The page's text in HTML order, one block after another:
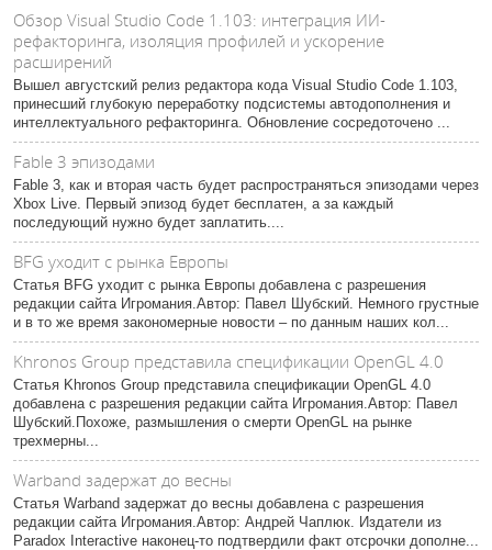
Обзор Visual Studio Code 1.103: интеграция ИИ-
рефакторинга, изоляция профилей и ускорение
расширений
Вышел августский релиз редактора кода Visual Studio Code 1.103,
принесший глубокую переработку подсистемы автодополнения и
интеллектуального рефакторинга. Обновление сосредоточено ...
Fable 3 эпизодами
Fable 3, как и вторая часть будет распространяться эпизодами через
Xbox Live. Первый эпизод будет бесплатен, а за каждый
последующий нужно будет заплатить....
BFG уходит с рынка Европы
Статья BFG уходит с рынка Европы добавлена с разрешения
редакции сайта Игромания.Автор: Павел Шубский. Немного грустные
и в то же время закономерные новости – по данным наших кол...
Khronos Group представила спецификации OpenGL 4.0
Статья Khronos Group представила спецификации OpenGL 4.0
добавлена с разрешения редакции сайта Игромания.Автор: Павел
Шубский.Похоже, размышления о смерти OpenGL на рынке
трехмерны...
Warband задержат до весны
Статья Warband задержат до весны добавлена с разрешения
редакции сайта Игромания.Автор: Андрей Чаплюк. Издатели из
Paradox Interactive наконец-то подтвердили факт отсрочки дополне...